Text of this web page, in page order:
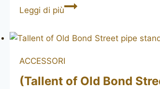
Leggi di piùPipe
ACCESSORI
(Tallent of Old Bond